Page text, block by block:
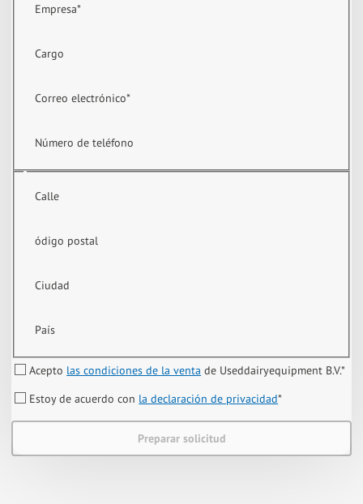
Empresa*
Cargo
Correo electrónico*
Número de teléfono
Calle
ódigo postal
Ciudad
País
Acepto las condiciones de la venta de Useddairyequipment B.V.*
Estoy de acuerdo con la declaración de privacidad*
Preparar solicitud